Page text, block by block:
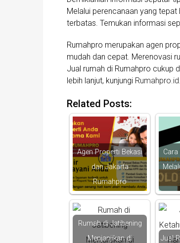
Melalui perencanaan yang
terbatas. Temukan informasi
Rumahpro merupakan agen
mudah dan cepat. Merenovasi
Jual rumah di Rumahpro cukup
lebih lanjut, kunjungi Rumahpro.id
Related Posts:
Agen Properti Bekasi
dan Jakarta
Rumahpro
Rumah di Jatibening
Menjanjikan di
Jual